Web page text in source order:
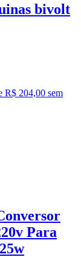
bivolt
R$ 204,00 sem
Para